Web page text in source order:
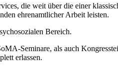
die weit über die einer
ehrenamtlicher Arbeit leisten.
Bereich.
Seminare, als auch
erlassen.